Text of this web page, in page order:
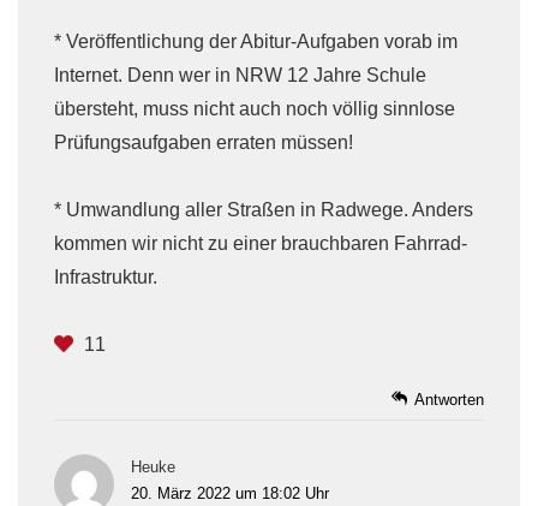
* Veröffentlichung der Abitur-Aufgaben vorab im
Internet. Denn wer in NRW 12 Jahre Schule
übersteht, muss nicht auch noch völlig sinnlose
Prüfungsaufgaben erraten müssen!
* Umwandlung aller Straßen in Radwege. Anders
kommen wir nicht zu einer brauchbaren Fahrrad-
Infrastruktur.
11
Antworten
Heuke
20. März 2022 um 18:02 Uhr